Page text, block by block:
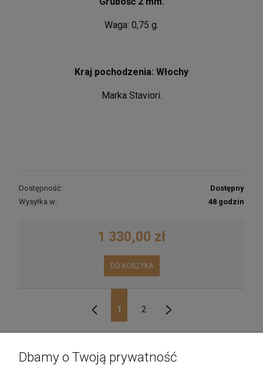
Waga: 0,75 g.
Kraj pochodzenia: Włochy
Marka Staviori.
Dostępność:
Dostępny
Wysyłka w:
48 godzin
1 330,00 zł
DO KOSZYKA
«
1 2
»
Kolczyki niebieskie to jak zamknięcie
Dbamy o Twoją prywatność